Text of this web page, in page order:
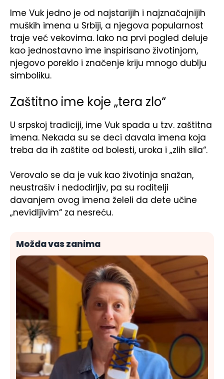
Ime Vuk jedno je od najstarijih i najznačajnijih
muških imena u Srbiji, a njegova popularnost
traje već vekovima. Iako na prvi pogled deluje
kao jednostavno ime inspirisano životinjom,
njegovo poreklo i značenje kriju mnogo dublju
simboliku.
Zaštitno ime koje „tera zlo“
U srpskoj tradiciji, ime Vuk spada u tzv. zaštitna
imena. Nekada su se deci davala imena koja
treba da ih zaštite od bolesti, uroka i „zlih sila“.
Verovalo se da je vuk kao životinja snažan,
neustrašiv i nedodirljiv, pa su roditelji
davanjem ovog imena želeli da dete učine
„nevidljivim“ za nesreću.
Možda vas zanima